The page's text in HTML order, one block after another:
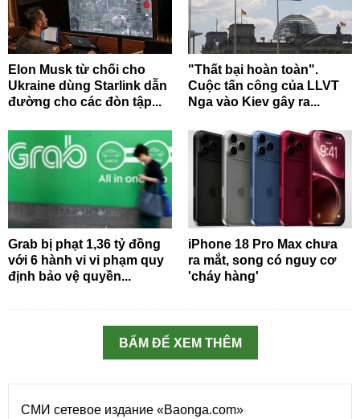
Elon Musk từ chối cho
Ukraine dùng Starlink dẫn
đường cho các đòn tập...
"Thất bại hoàn toàn".
Cuộc tấn công của LLVT
Nga vào Kiev gây ra...
Grab bị phạt 1,36 tỷ đồng
với 6 hành vi vi phạm quy
định bảo vệ quyền...
iPhone 18 Pro Max chưa
ra mắt, song có nguy cơ
'cháy hàng'
BẤM ĐỂ XEM THÊM
СМИ сетевое издание «Baonga.com»